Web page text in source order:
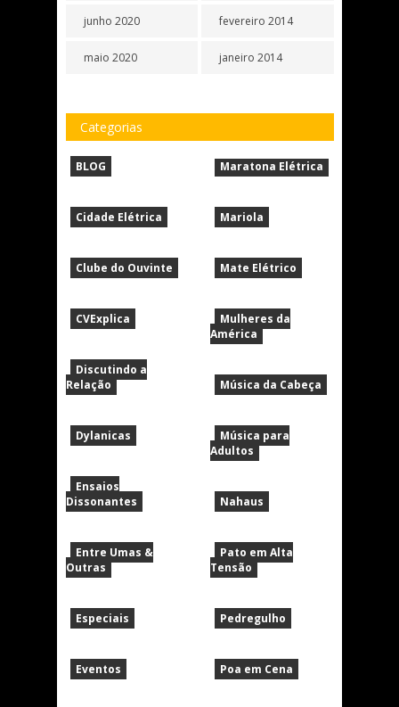
junho 2020
maio 2020
fevereiro 2014
janeiro 2014
Categorias
BLOG
Cidade Elétrica
Clube do Ouvinte
CVExplica
Discutindo a
Relação
Dylanicas
Ensaios
Dissonantes
Entre Umas &
Outras
Especiais
Eventos
Maratona Elétrica
Mariola
Mate Elétrico
Mulheres da
América
Música da Cabeça
Música para
Adultos
Nahaus
Pato em Alta
Tensão
Pedregulho
Poa em Cena